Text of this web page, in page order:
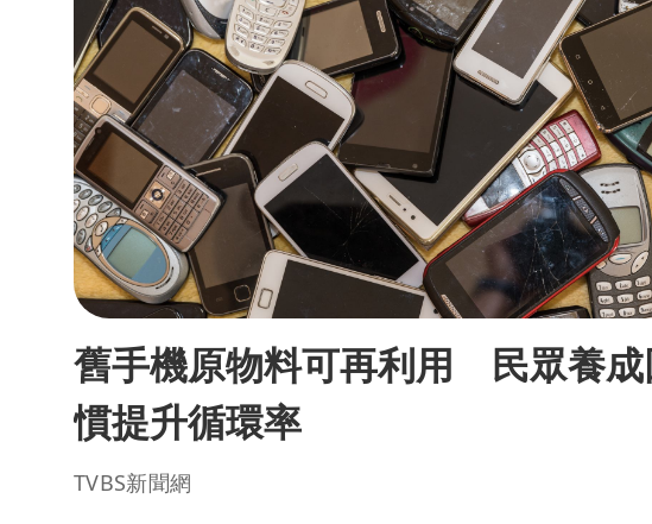
舊手機原物料可再利用 民眾養成
慣提升循環率
TVBS新聞網